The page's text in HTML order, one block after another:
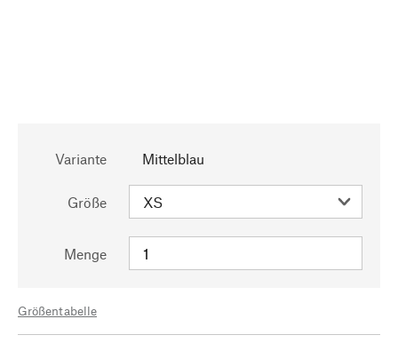
Variante Mittelblau
Größe
Menge
Größentabelle